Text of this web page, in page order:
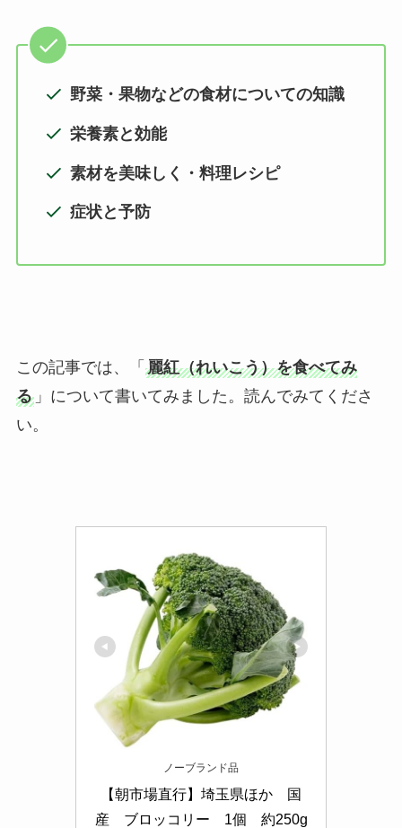
野菜・果物などの食材についての知識
栄養素と効能
素材を美味しく・料理レシピ
症状と予防
この記事では、「 麗紅（れいこう）を食べてみ
る」について書いてみました。読んでみてくださ
い。
ノーブランド品
【朝市場直行】埼玉県ほか　国
産　ブロッコリー　1個　約250g